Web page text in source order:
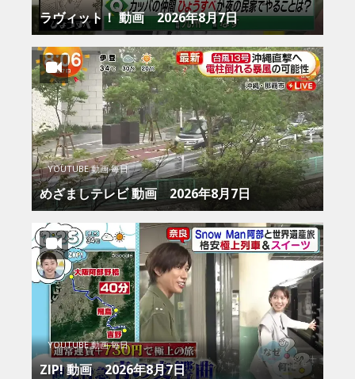
ラヴィット！ 動画 2026年8月7日
YOUTUBE 動画 毎日
めざましテレビ 動画 2026年8月7日
YOUTUBE 動画 毎日
ZIP! 動画 2026年8月7日